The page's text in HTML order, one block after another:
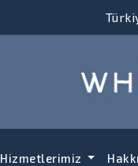
Hizmetlerimiz